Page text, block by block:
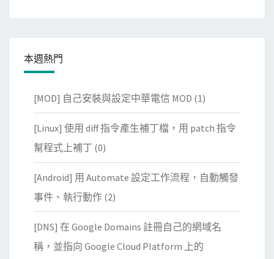
本週熱門
[MOD] 自己安裝與設定中華電信 MOD (1)
[Linux] 使用 diff 指令產生補丁檔，用 patch 指令
幫程式上補丁 (0)
[Android] 用 Automate 設定工作流程，自動觸發
事件、執行動作 (2)
[DNS] 在 Google Domains 註冊自己的網域名
稱，並指向 Google Cloud Platform 上的